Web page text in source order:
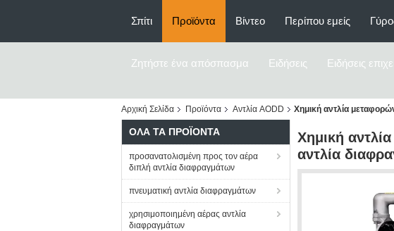
Σπίτι Προϊόντα Βίντεο Περίπου εμείς
Ζητήστε ένα απόσπασμα Ειδήσεις Ειδήσεις
Αρχική Σελίδα Προϊόντα Αντλία AODD Χημική αντλία
ΌΛΑ ΤΑ ΠΡΟΪΌΝΤΑ
προσανατολισμένη προς τον αέρα
διπλή αντλία διαφραγμάτων
πνευματική αντλία διαφραγμάτων
χρησιμοποιημένη αέρας αντλία
διαφραγμάτων
Χημική
αντλία